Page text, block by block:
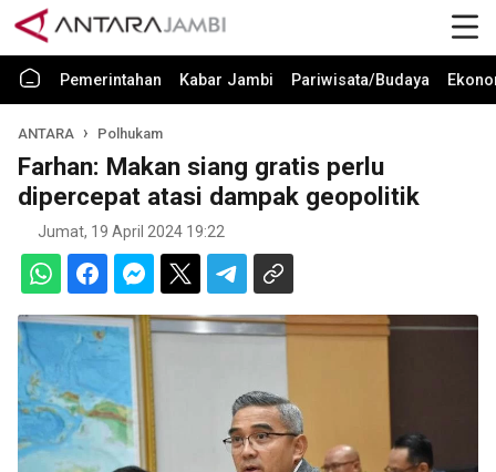
Pemerintahan Kabar Jambi Pariwisata/Budaya
ANTARA Polhukam
Farhan: Makan siang gratis perlu
dipercepat atasi dampak geopolitik
Jumat, 19 April 2024 19:22